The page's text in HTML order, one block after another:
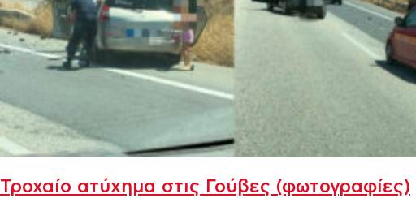
Τροχαίο ατύχημα στις Γούβες (φωτογραφίες)